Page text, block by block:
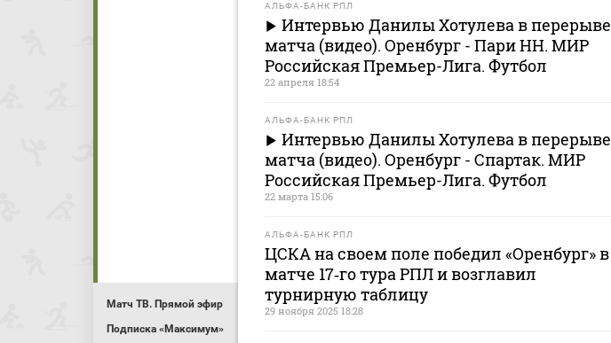
Матч ТВ. Прямой эфир
Подписка «Максимум»
АЛЬФА-БАНК РПЛ
Интервью Данилы Хотулева в перерыве
матча (видео). Оренбург - Пари НН. МИР
Российская Премьер-Лига. Футбол
22 апреля 18:54
АЛЬФА-БАНК РПЛ
Интервью Данилы Хотулева в перерыве
матча (видео). Оренбург - Спартак. МИР
Российская Премьер-Лига. Футбол
22 марта 15:06
АЛЬФА-БАНК РПЛ
ЦСКА на своем поле победил «Оренбург» в
матче 17‑го тура РПЛ и возглавил
турнирную таблицу
29 ноября 2025 18:28